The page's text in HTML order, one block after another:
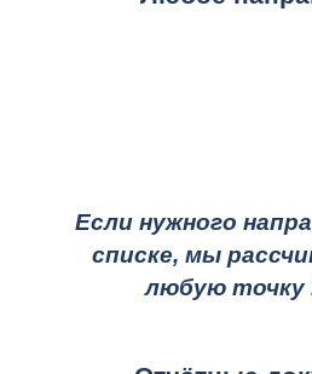
Если нужного
списке, мы
любую точку